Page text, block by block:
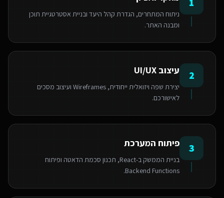
1
ניתוח המתחרים, הגדרת קהל היעד ובניית אסטרטגיית תוכן
ומבנה האתר.
2 עיצוב UI/UX
יצירת שפה ויזואלית ייחודית, Wireframes ועיצוב מסכים
לאישורכם.
3 פיתוח המערכת
בניית הממשק ב-React, תכנון סכמת הדאטה ופיתוח
Backend Functions.